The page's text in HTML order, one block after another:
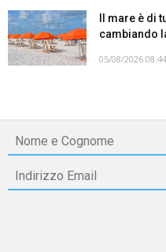
Il mare è di
cambiando
05/08/2026